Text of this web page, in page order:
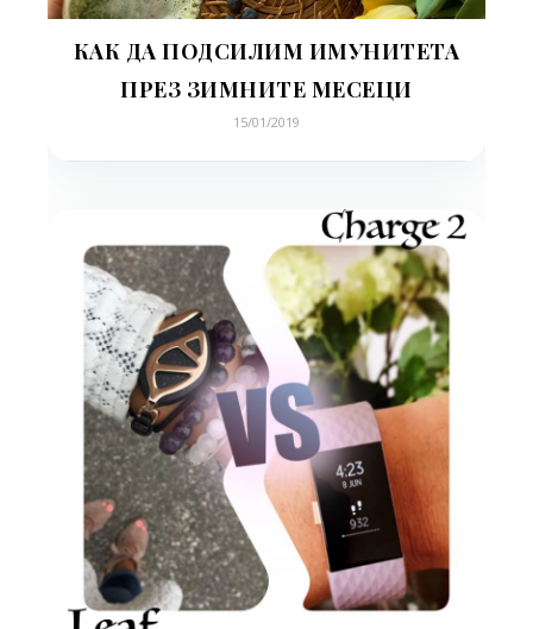
КАК ДА ПОДСИЛИМ ИМУНИТЕТА
ПРЕЗ ЗИМНИТЕ МЕСЕЦИ
15/01/2019